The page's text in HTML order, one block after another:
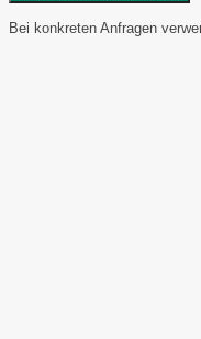
Bei konkreten Anfragen